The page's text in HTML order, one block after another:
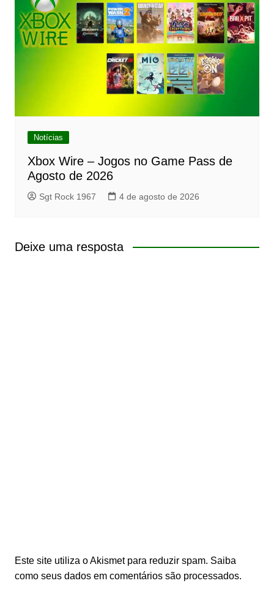
Notícias
Xbox Wire – Jogos no Game Pass de
Agosto de 2026
Sgt Rock 1967 4 de agosto de 2026
Deixe uma resposta
Este site utiliza o Akismet para reduzir spam. Saiba
como seus dados em comentários são processados.